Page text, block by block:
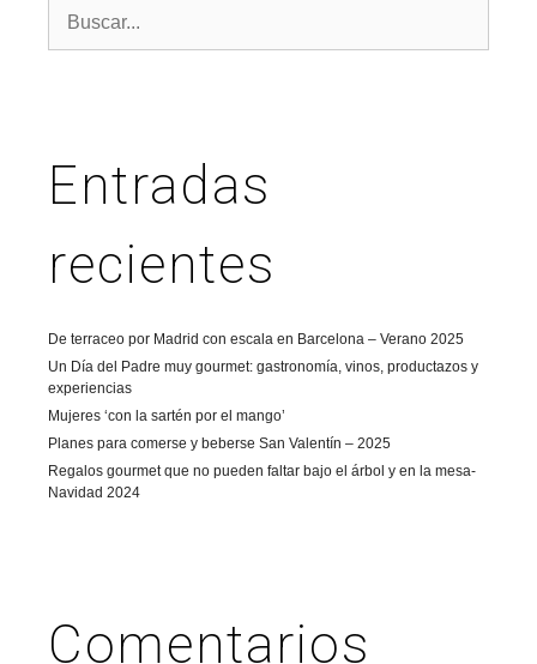
Entradas
recientes
De terraceo por Madrid con escala en Barcelona – Verano 2025
Un Día del Padre muy gourmet: gastronomía, vinos, productazos y
experiencias
Mujeres ‘con la sartén por el mango’
Planes para comerse y beberse San Valentín – 2025
Regalos gourmet que no pueden faltar bajo el árbol y en la mesa-
Navidad 2024
Comentarios